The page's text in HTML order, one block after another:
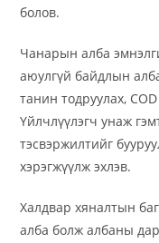
болов.
Чанарын алба
аюулгүй байдлын
танин тодруулах,
Үйлчлүүлэгч унаж
тэсвэржилтийг
хэрэгжүүлж эхлэв.
Халдвар хяналтын
алба болж албаны